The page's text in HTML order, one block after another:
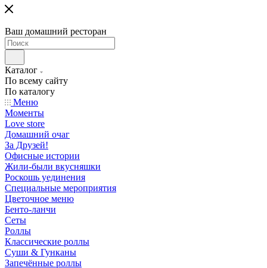
Ваш домашний ресторан
Каталог
По всему сайту
По каталогу
Меню
Моменты
Love store
Домашний очаг
За Друзей!
Офисные истории
Жили-были вкусняшки
Роскошь уединения
Специальные мероприятия
Цветочное меню
Бенто-ланчи
Сеты
Роллы
Классические роллы
Суши & Гунканы
Запечённые роллы